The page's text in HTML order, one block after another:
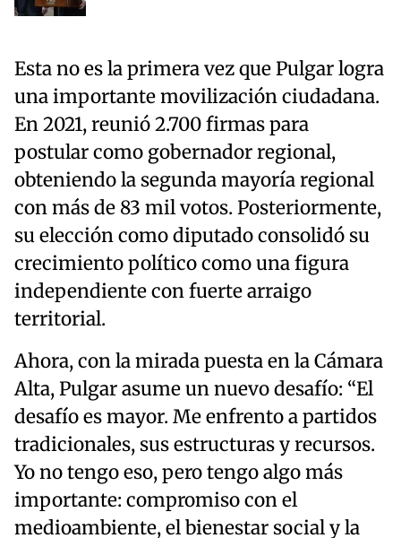
Esta no es la primera vez que Pulgar logra
una importante movilización ciudadana.
En 2021, reunió 2.700 firmas para
postular como gobernador regional,
obteniendo la segunda mayoría regional
con más de 83 mil votos. Posteriormente,
su elección como diputado consolidó su
crecimiento político como una figura
independiente con fuerte arraigo
territorial.
Ahora, con la mirada puesta en la Cámara
Alta, Pulgar asume un nuevo desafío: “El
desafío es mayor. Me enfrento a partidos
tradicionales, sus estructuras y recursos.
Yo no tengo eso, pero tengo algo más
importante: compromiso con el
medioambiente, el bienestar social y la